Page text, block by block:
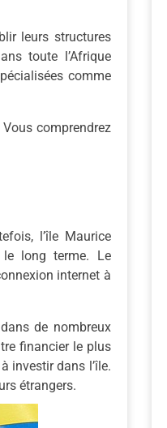
leurs structures
toute l’Afrique
comme
comprendrez
l’île Maurice
le long terme. Le
internet à
de nombreux
financier le plus
investir dans l’île.
étrangers.